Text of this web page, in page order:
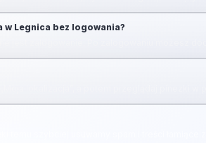
w Legnica bez logowania?